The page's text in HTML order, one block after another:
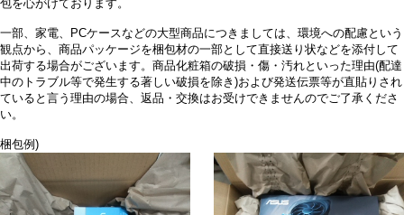
包を心がけております。
一部、家電、PCケースなどの大型商品につきましては、環境への配慮という
観点から、商品パッケージを梱包材の一部として直接送り状などを添付して
出荷する場合がございます。商品化粧箱の破損・傷・汚れといった理由(配達
中のトラブル等で発生する著しい破損を除き)および発送伝票等が直貼りされ
ていると言う理由の場合、返品・交換はお受けできませんのでご了承くださ
い。
梱包例)